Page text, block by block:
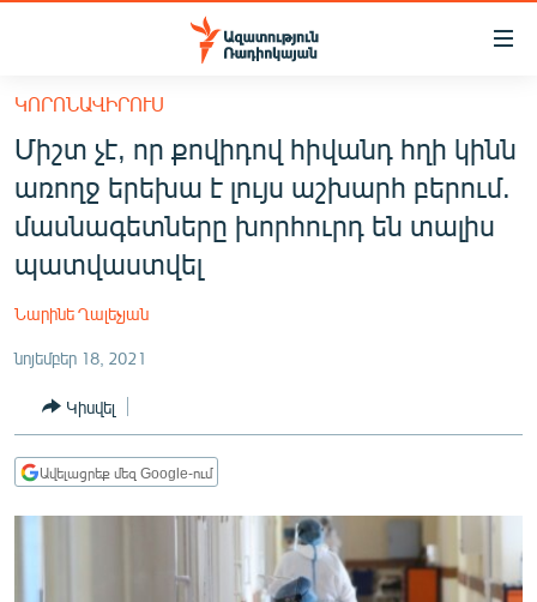
Մատչելիության
հիմնական
բովանդակությանը
հիմնական
մենյուին
Որոնում
ՀԱՅԱՍՏԱՆ
ՔԱՂԱՔԱԿԱՆ
ԸՆՏՐՈՒԹՅՈՒՆՆԵՐ 2026
ՊԱՏԵՐԱԶՄԻ 6 ՇԱԲԱԹՆԵՐԸ
ՏԱՐԱԾԱՇՐՋԱՆ
ԿՈՐՈՆԱՎԻՐՈՒՍ
Միշտ չէ, որ քովիդով հիվանդ հղի կինն
առողջ երեխա է լույս աշխարհ բերում.
մասնագետները խորհուրդ են տալիս
պատվաստվել
Նարինե Ղալեչյան
նոյեմբեր 18, 2021
Կիսվել
Ավելացրեք մեզ Google-ում